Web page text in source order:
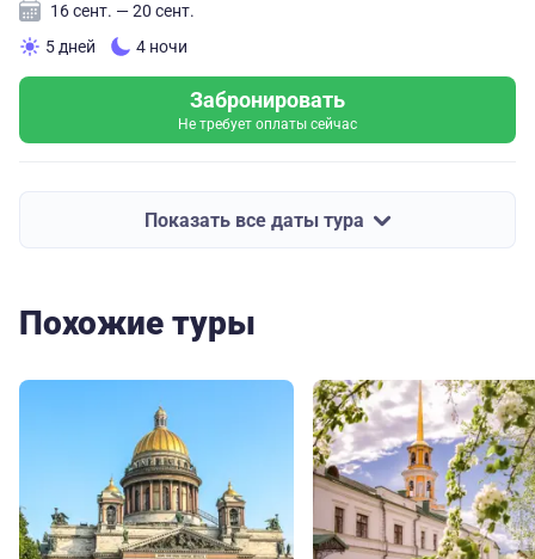
16 сент. — 20 сент.
5 дней
4 ночи
Забронировать
Не требует оплаты сейчас
Показать все даты тура
Похожие туры